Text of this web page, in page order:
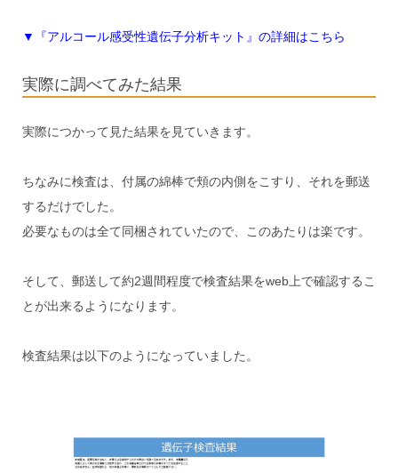
▼『アルコール感受性遺伝子分析キット』の詳細はこちら
実際に調べてみた結果
実際につかって見た結果を見ていきます。
ちなみに検査は、付属の綿棒で頬の内側をこすり、それを郵送
するだけでした。
必要なものは全て同梱されていたので、このあたりは楽です。
そして、郵送して約2週間程度で検査結果をweb上で確認するこ
とが出来るようになります。
検査結果は以下のようになっていました。